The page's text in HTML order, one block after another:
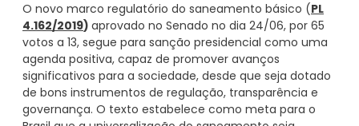
O novo marco regulatório do saneamento básico (PL
4.162/2019) aprovado no Senado no dia 24/06, por 65
votos a 13, segue para sanção presidencial como uma
agenda positiva, capaz de promover avanços
significativos para a sociedade, desde que seja dotado
de bons instrumentos de regulação, transparência e
governança. O texto estabelece como meta para o